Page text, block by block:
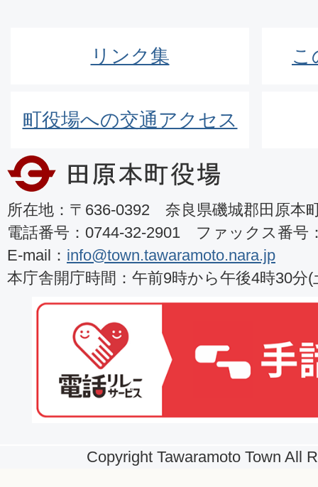
リンク集 こ
町役場への交通アクセス
所在地：〒636-0392 奈良県磯城郡田原本
電話番号：0744-32-2901 ファックス番号
E-mail： info@town.tawaramoto.nara.jp
本庁舎開庁時間：午前9時から午後4時30分
Copyright Tawaramoto Town All